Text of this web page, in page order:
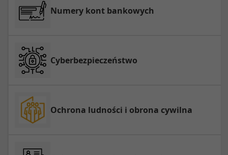
Numery kont bankowych
Cyberbezpieczeństwo
Ochrona ludności i obrona cywilna